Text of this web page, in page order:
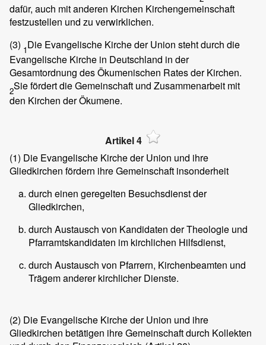
dafür, auch mit anderen Kirchen Kirchengemeinschaft
festzustellen und zu verwirklichen.
(3) 1Die Evangelische Kirche der Union steht durch die
Evangelische Kirche in Deutschland in der
Gesamtordnung des Ökumenischen Rates der Kirchen.
2Sie fördert die Gemeinschaft und Zusammenarbeit mit
den Kirchen der Ökumene.
Artikel 4
(1) Die Evangelische Kirche der Union und ihre
Gliedkirchen fördern ihre Gemeinschaft insonderheit
durch einen geregelten Besuchsdienst der
Gliedkirchen,
durch Austausch von Kandidaten der Theologie und
Pfarramtskandidaten im kirchlichen Hilfsdienst,
durch Austausch von Pfarrern, Kirchenbeamten und
Trägem anderer kirchlicher Dienste.
(2) Die Evangelische Kirche der Union und ihre
Gliedkirchen betätigen ihre Gemeinschaft durch Kollekten